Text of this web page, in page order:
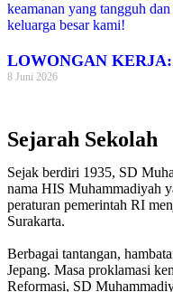
LOWONGAN
8 Juni 2026
Sejarah Sekolah
Sejak berdiri 1935, SD
nama HIS Muhammadiyah
peraturan pemerintah RI
Surakarta.
Berbagai tantangan,
Jepang. Masa proklamasi
Reformasi, SD